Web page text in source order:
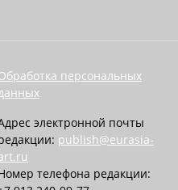
персональных
электронной почты
publish@eurasia-
телефона редакции: